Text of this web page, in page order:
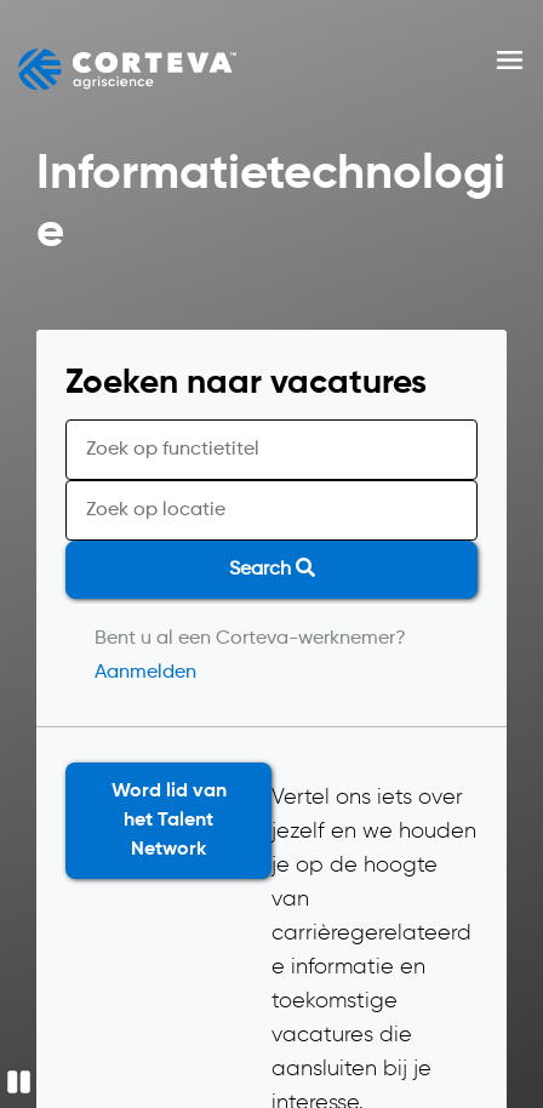
content
Informatietechnologi
e
Zoeken naar vacatures
Search
Bent u al een Corteva-werknemer?
Aanmelden
Word lid van
het Talent
Network
Vertel ons iets over
jezelf en we houden
je op de hoogte
van
carrièregerelateerd
e informatie en
toekomstige
vacatures die
aansluiten bij je
interesse.